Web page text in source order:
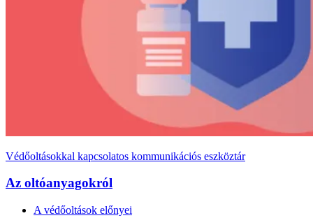
Védőoltásokkal kapcsolatos kommunikációs eszköztár
Az oltóanyagokról
A védőoltások előnyei